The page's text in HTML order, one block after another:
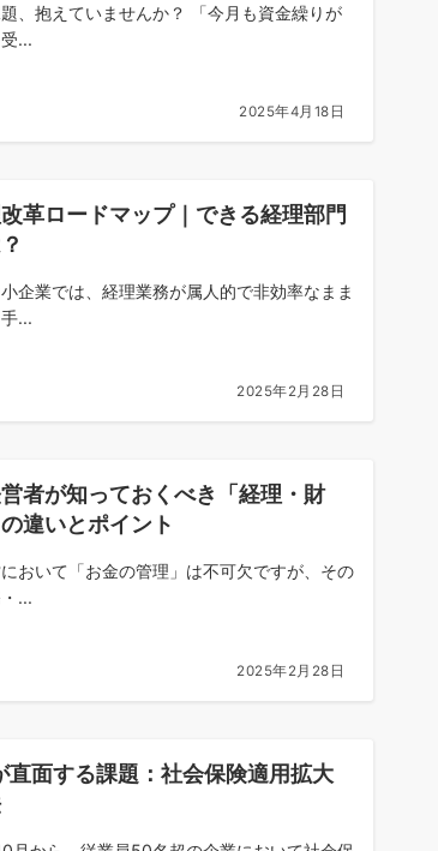
、抱えていませんか？ 「今月も資金繰りが
...
2025年4月18日
革ロードマップ｜できる経理部門
企業では、経理業務が属人的で非効率なまま
...
2025年2月28日
者が知っておくべき「経理・財
違いとポイント
おいて「お金の管理」は不可欠ですが、その
...
2025年2月28日
面する課題：社会保険適用拡大